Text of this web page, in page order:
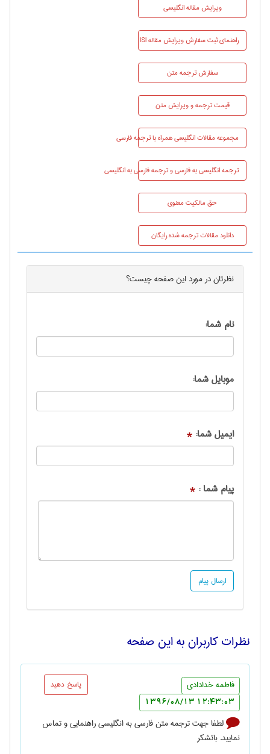
ویرایش مقاله انگلیسی
راهنماي ثبت سفارش ویرایش مقاله ISI
سفارش ترجمه متن
قیمت ترجمه و ویرایش متن
مجموعه مقالات انگلیسی همراه با ترجمه فارسی
ترجمه انگلیسی به فارسی و ترجمه فارسی به انگلیسی
حق مالکیت معنوی
دانلود مقالات ترجمه شده رایگان
نظرتان در مورد اینصفحهچیست؟
نام شما:
موبایل شما:
ایمیل شما: *
پیام شما : *
نظرات کاربران به این صفحه
فاطمه خدادادی
12:43:03 1396/08/13
پاسخ دهید
لطفا جهت ترجمه متن فارسی به انگلیسی راهنمایی و تماس
نمایید. باتشکر